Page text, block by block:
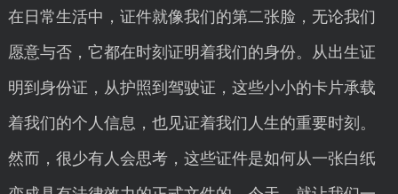
在日常生活中，证件就像我们的第二张脸，无论我们
愿意与否，它都在时刻证明着我们的身份。从出生证
明到身份证，从护照到驾驶证，这些小小的卡片承载
着我们的个人信息，也见证着我们人生的重要时刻。
然而，很少有人会思考，这些证件是如何从一张白纸